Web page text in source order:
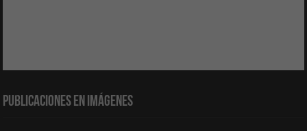
Publicaciones en Imágenes